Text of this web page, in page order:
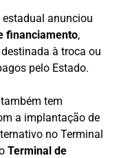
anunciou
financiamento,
destinada à troca ou
pelo Estado.
tem
a implantação de
no Terminal
Terminal de